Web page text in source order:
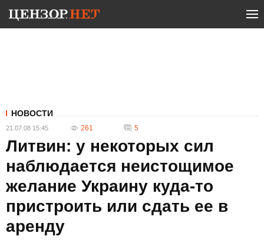
НОВОСТИ
21.07.08 15:45 261 5
Литвин: у некоторых сил
наблюдается неистощимое
желание Украину куда-то
пристроить или сдать ее в
аренду